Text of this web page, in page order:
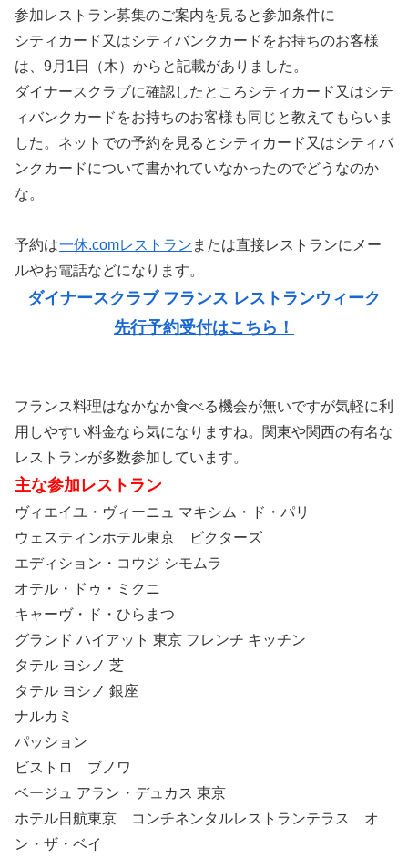
参加レストラン募集のご案内を見ると参加条件に
シティカード又はシティバンクカードをお持ちのお客様
は、9月1日（木）からと記載がありました。
ダイナースクラブに確認したところシティカード又はシテ
ィバンクカードをお持ちのお客様も同じと教えてもらいま
した。ネットでの予約を見るとシティカード又はシティバ
ンクカードについて書かれていなかったのでどうなのか
な。
予約は一休.comレストラン または直接レストランにメー
ルやお電話などになります。
ダイナースクラブ フランス レストランウィーク
先行予約受付はこちら！
フランス料理はなかなか食べる機会が無いですが気軽に利
用しやすい料金なら気になりますね。関東や関西の有名な
レストランが多数参加しています。
主な参加レストラン
ヴィエイユ・ヴィーニュ マキシム・ド・パリ
ウェスティンホテル東京 ビクターズ
エディション・コウジ シモムラ
オテル・ドゥ・ミクニ
キャーヴ・ド・ひらまつ
グランド ハイアット 東京 フレンチ キッチン
タテル ヨシノ 芝
タテル ヨシノ 銀座
ナルカミ
パッション
ビストロ ブノワ
ベージュ アラン・デュカス 東京
ホテル日航東京 コンチネンタルレストランテラス オ
ン・ザ・ベイ